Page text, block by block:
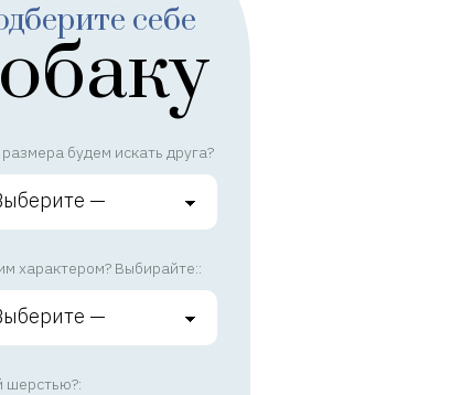
себе
будем искать друга?
характером? Выбирайте::
шерстью?: